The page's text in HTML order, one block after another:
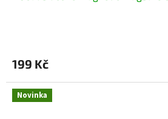
199 Kč
Novinka